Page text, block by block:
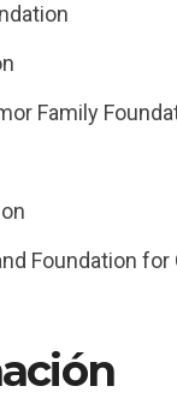
Family
Foundation